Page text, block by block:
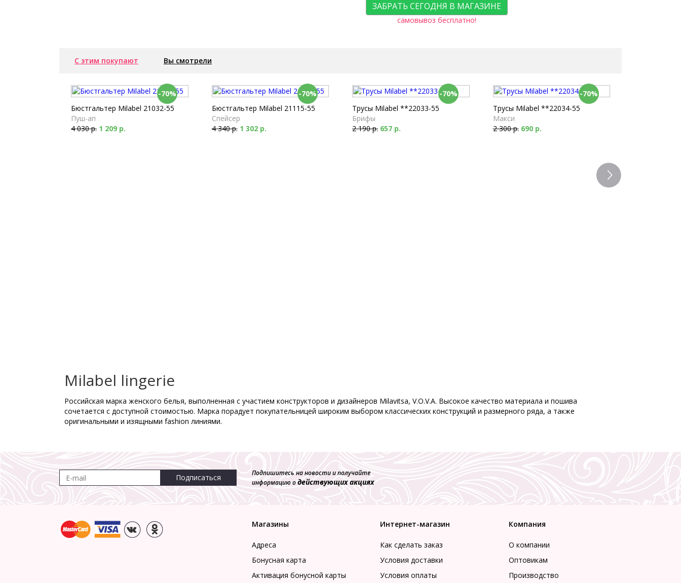
ЗАБРАТЬ СЕГОДНЯ В МАГАЗИНЕ
самовывоз бесплатно!
С этим покупают Вы смотрели
-70%
Бюстгальтер Milabel 21032-55
Пуш-ап
4 030 р. 1 209 р.
-70%
Бюстгальтер Milabel 21115-55
Спейсер
4 340 р. 1 302 р.
-70%
Трусы Milabel **22033-55
Брифы
2 190 р. 657 р.
-70%
Трусы Milabel **22034-55
Макси
2 300 р. 690 р.
Milabel lingerie
Российская марка женского белья, выполненная с участием конструкторов и дизайнеров Milavitsa, V.O.V.A. Высокое качество материала и пошива
сочетается с доступной стоимостью. Марка порадует покупательницей широким выбором классических конструкций и размерного ряда, а также
оригинальными и изящными fashion линиями.
Подписаться
Подпишитесь на новости и получайте
информацию одействующих акциях
Магазины
Адреса
Бонусная карта
Активация бонусной карты
Интернет-магазин
Как сделать заказ
Условия доставки
Условия оплаты
Компания
О компании
Оптовикам
Производство